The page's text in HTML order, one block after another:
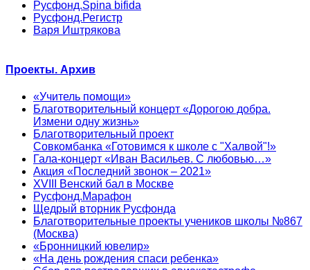
Русфонд.Spina bifida
Русфонд.Регистр
Варя Иштрякова
Проекты. Архив
«Учитель помощи»
Благотворительный концерт «Дорогою добра.
Измени одну жизнь»
Благотворительный проект
Совкомбанка «Готовимся к школе с "Халвой"!»
Гала-концерт «Иван Васильев. С любовью…»
Акция «Последний звонок – 2021»
XVIII Венский бал в Москве
Русфонд.Марафон
Щедрый вторник Русфонда
Благотворительные проекты учеников школы №867
(Москва)
«Бронницкий ювелир»
«На день рождения спаси ребенка»